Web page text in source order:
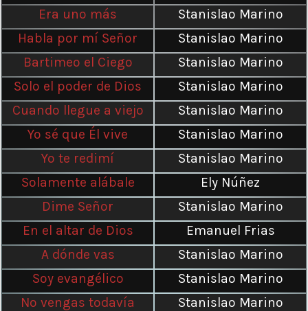
Era uno más
Stanislao Marino
Habla por mí Señor
Stanislao Marino
Bartimeo el Ciego
Stanislao Marino
Solo el poder de Dios
Stanislao Marino
Cuando llegue a viejo
Stanislao Marino
Yo sé que Él vive
Stanislao Marino
Yo te redimí
Stanislao Marino
Solamente alábale
Ely Núñez
Dime Señor
Stanislao Marino
En el altar de Dios
Emanuel Frias
A dónde vas
Stanislao Marino
Soy evangélico
Stanislao Marino
No vengas todavía
Stanislao Marino